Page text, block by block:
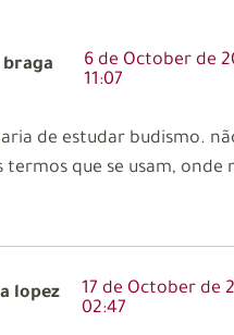
6 de October de
11:07
de estudar budismo.
termos que se usam, onde
lopez
17 de October de
02:47